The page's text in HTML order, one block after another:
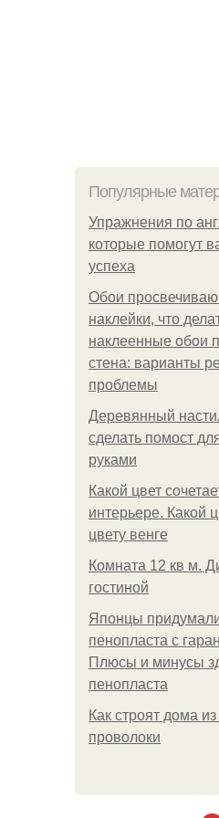
Популярные
Упражнения по
которые помогут
успеха
Обои
наклейки, что
наклеенные обои
стена: варианты
проблемы
Деревянный
сделать помост
руками
Какой цвет
интерьере. Какой
цвету венге
Комната 12 кв м.
гостиной
Японцы
пенопласта с
Плюсы и минусы
пенопласта
Как строят дома
проволоки